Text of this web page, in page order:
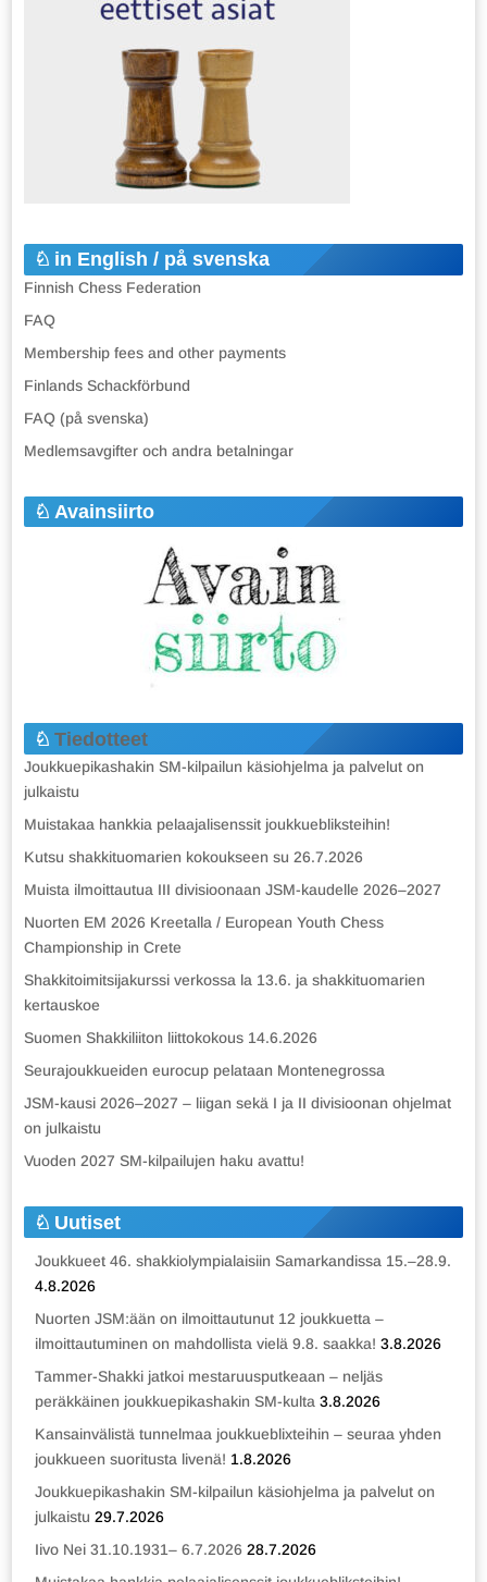
in English / på svenska
Finnish Chess Federation
FAQ
Membership fees and other payments
Finlands Schackförbund
FAQ (på svenska)
Medlemsavgifter och andra betalningar
Avainsiirto
Tiedotteet
Joukkuepikashakin SM-kilpailun käsiohjelma ja palvelut on
julkaistu
Muistakaa hankkia pelaajalisenssit joukkuebliksteihin!
Kutsu shakkituomarien kokoukseen su 26.7.2026
Muista ilmoittautua III divisioonaan JSM-kaudelle 2026–2027
Nuorten EM 2026 Kreetalla / European Youth Chess
Championship in Crete
Shakkitoimitsijakurssi verkossa la 13.6. ja shakkituomarien
kertauskoe
Suomen Shakkiliiton liittokokous 14.6.2026
Seurajoukkueiden eurocup pelataan Montenegrossa
JSM-kausi 2026–2027 – liigan sekä I ja II divisioonan ohjelmat
on julkaistu
Vuoden 2027 SM-kilpailujen haku avattu!
Uutiset
Joukkueet 46. shakkiolympialaisiin Samarkandissa 15.–28.9.
4.8.2026
Nuorten JSM:ään on ilmoittautunut 12 joukkuetta –
ilmoittautuminen on mahdollista vielä 9.8. saakka! 3.8.2026
Tammer-Shakki jatkoi mestaruusputkeaan – neljäs
peräkkäinen joukkuepikashakin SM-kulta 3.8.2026
Kansainvälistä tunnelmaa joukkueblixteihin – seuraa yhden
joukkueen suoritusta livenä! 1.8.2026
Joukkuepikashakin SM-kilpailun käsiohjelma ja palvelut on
julkaistu 29.7.2026
Iivo Nei 31.10.1931– 6.7.2026 28.7.2026